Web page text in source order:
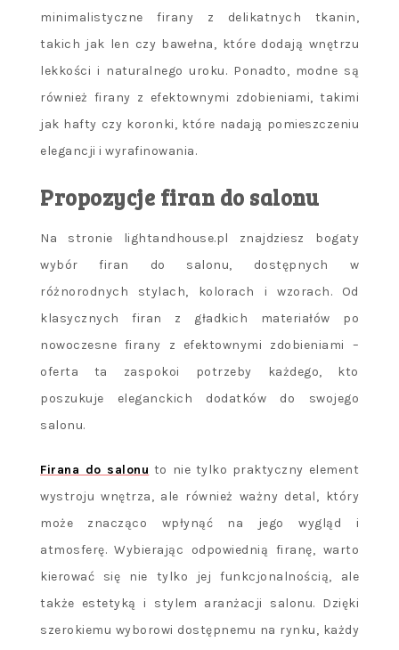
minimalistyczne firany z delikatnych tkanin,
takich jak len czy bawełna, które dodają wnętrzu
lekkości i naturalnego uroku. Ponadto, modne są
również firany z efektownymi zdobieniami, takimi
jak hafty czy koronki, które nadają pomieszczeniu
elegancji i wyrafinowania.
Propozycje firan do salonu
Na stronie lightandhouse.pl znajdziesz bogaty
wybór firan do salonu, dostępnych w
różnorodnych stylach, kolorach i wzorach. Od
klasycznych firan z gładkich materiałów po
nowoczesne firany z efektownymi zdobieniami –
oferta ta zaspokoi potrzeby każdego, kto
poszukuje eleganckich dodatków do swojego
salonu.
Firana do salonu to nie tylko praktyczny element
wystroju wnętrza, ale również ważny detal, który
może znacząco wpłynąć na jego wygląd i
atmosferę. Wybierając odpowiednią firanę, warto
kierować się nie tylko jej funkcjonalnością, ale
także estetyką i stylem aranżacji salonu. Dzięki
szerokiemu wyborowi dostępnemu na rynku, każdy